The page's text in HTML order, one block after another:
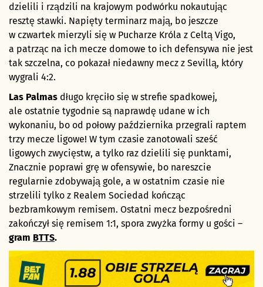
dzielili i rządzili na krajowym podwórku nokautując
resztę stawki. Napięty terminarz mają, bo jeszcze
w czwartek mierzyli się w Pucharze Króla z Celtą Vigo,
a patrząc na ich mecze domowe to ich defensywa nie jest
tak szczelna, co pokazał niedawny mecz z Sevillą, który
wygrali 4:2.
Las Palmas długo kręciło się w strefie spadkowej,
ale ostatnie tygodnie są naprawdę udane w ich
wykonaniu, bo od połowy października przegrali raptem
trzy mecze ligowe! W tym czasie zanotowali sześć
ligowych zwycięstw, a tylko raz dzielili się punktami,
Znacznie poprawi grę w ofensywie, bo nareszcie
regularnie zdobywają gole, a w ostatnim czasie nie
strzelili tylko z Realem Sociedad kończąc
bezbramkowym remisem. Ostatni mecz bezpośredni
zakończył się remisem 1:1, spora zwyżka formy u gości –
gram BTTS.